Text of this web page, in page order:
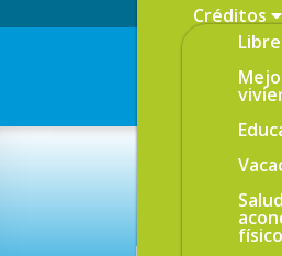
Créditos
físico